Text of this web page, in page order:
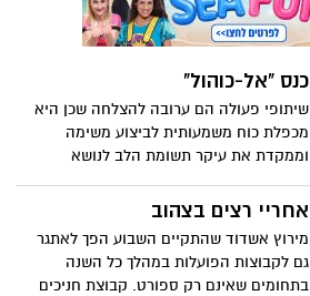
למטרה לשמש בית חם להורים, להעלות את
נושא ההורות והמשפחה על סדר היום ולסייע
הכשרה להנחיית קבוצות הורים.
כנס "אל-כוהול"
שיתופי פעולה הם ערובה להצלחה שכן היא
מכפלת כוח משמעותית לביצוע משימה
וממקדת את עיקר תשומת הלב לנושא
פעולות והפעם במאבק באלכוהול. השותפים:
עיר ללא אלימות, אגף הרישוי של העירייה
ומשטרת אשדוד.
אחריי רצים בצהוב
מירוץ אשדוד שהתקיים השבוע הפך לאתגר
גם לקבוצות הפועלות במהלך כל השנה
בתחומים שאינם רק ספורט. קבוצת חניכים